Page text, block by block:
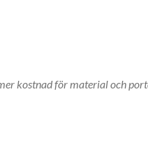
kostnad för material och